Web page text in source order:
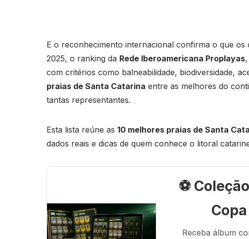
E o reconhecimento internacional confirma o que os
2025, o ranking da Rede Iberoamericana Proplayas
com critérios como balneabilidade, biodiversidade,
praias de Santa Catarina entre as melhores do
tantas representantes.
Esta lista reúne as 10 melhores praias de Santa
dados reais e dicas de quem conhece o litoral
⚽
Receba álbum